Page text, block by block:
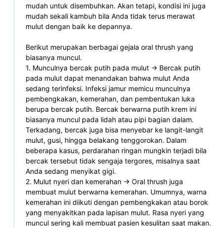
mudah untuk disembuhkan. Akan tetapi, kondisi ini juga
mudah sekali kambuh bila Anda tidak terus merawat
mulut dengan baik ke depannya.
Berikut merupakan berbagai gejala oral thrush yang
biasanya muncul.
1. Munculnya bercak putih pada mulut -> Bercak putih
pada mulut dapat menandakan bahwa mulut Anda
sedang terinfeksi. Infeksi jamur memicu munculnya
pembengkakan, kemerahan, dan pembentukan luka
berupa bercak putih. Bercak berwarna putih krem ini
biasanya muncul pada lidah atau pipi bagian dalam.
Terkadang, bercak juga bisa menyebar ke langit-langit
mulut, gusi, hingga belakang tenggorokan. Dalam
beberapa kasus, perdarahan ringan mungkin terjadi bila
bercak tersebut tidak sengaja tergores, misalnya saat
Anda sedang menyikat gigi.
2. Mulut nyeri dan kemerahan -> Oral thrush juga
membuat mulut berwarna kemerahan. Umumnya, warna
kemerahan ini diikuti dengan pembengkakan atau borok
yang menyakitkan pada lapisan mulut. Rasa nyeri yang
muncul sering kali membuat pasien kesulitan saat makan.